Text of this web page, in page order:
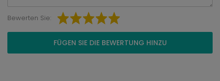
Bewerten Sie:
FÜGEN SIE DIE BEWERTUNG HINZU